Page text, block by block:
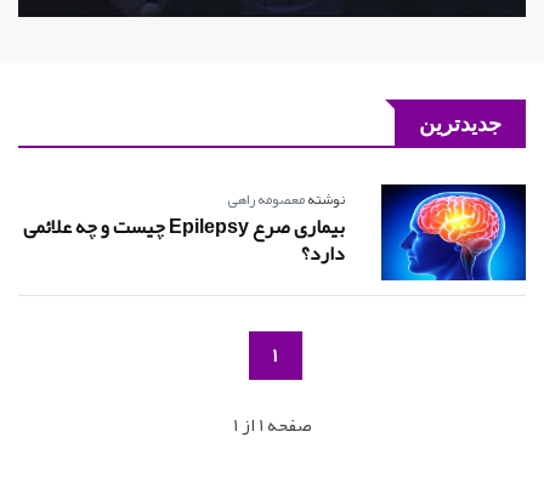
جدیدترین
نوشتهمعصومه راهی
بیماری صرع Epilepsy چیست و چه علائمی
دارد؟
1
صفحه 1 از 1